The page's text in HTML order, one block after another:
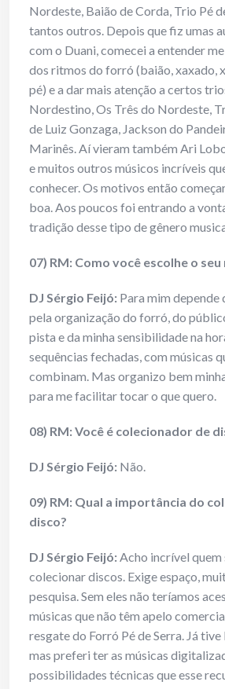
Nordeste, Baião de Corda, Trio Pé
tantos outros. Depois que fiz umas
com o Duani, comecei a entender
dos ritmos do forró (baião, xaxado,
pé) e a dar mais atenção a certos
Nordestino, Os Três do Nordeste,
de Luiz Gonzaga, Jackson do
Marinês. Aí vieram também Ari
e muitos outros músicos incríveis
conhecer. Os motivos então
boa. Aos poucos foi entrando a
tradição desse tipo de gênero
07) RM: Como você escolhe o
DJ Sérgio Feijó: Para mim
pela organização do forró, do
pista e da minha sensibilidade na
sequências fechadas, com músicas
combinam. Mas organizo bem
para me facilitar tocar o que quero.
08) RM: Você é colecionador de
DJ Sérgio Feijó: Não.
09) RM: Qual a importância do
disco?
DJ Sérgio Feijó:Acho incrível quem
colecionar discos. Exige espaço,
pesquisa. Sem eles não teríamos
músicas que não têm apelo
resgate do Forró Pé de Serra. Já
mas preferi ter as músicas
possibilidades técnicas que esse